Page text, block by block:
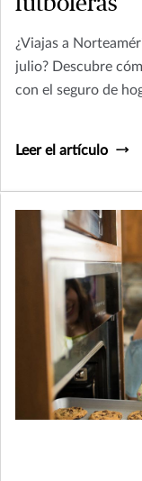
¿Viajas a
julio? Descubre
con el seguro de
Leer el artículo